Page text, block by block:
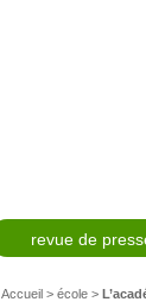
revue de
Accueil > école >